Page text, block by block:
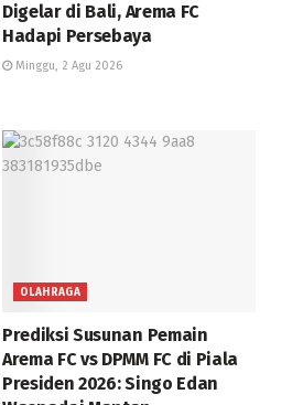
Digelar di Bali, Arema FC
Hadapi Persebaya
Minggu, 2 Agu 2026
OLAHRAGA
Prediksi Susunan Pemain
Arema FC vs DPMM FC di Piala
Presiden 2026: Singo Edan